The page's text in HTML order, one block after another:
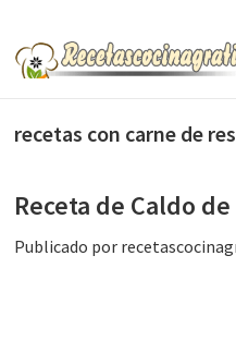
contenido
lateral
Cocina
recetas con carne de res
Receta de Caldo
Publicado por